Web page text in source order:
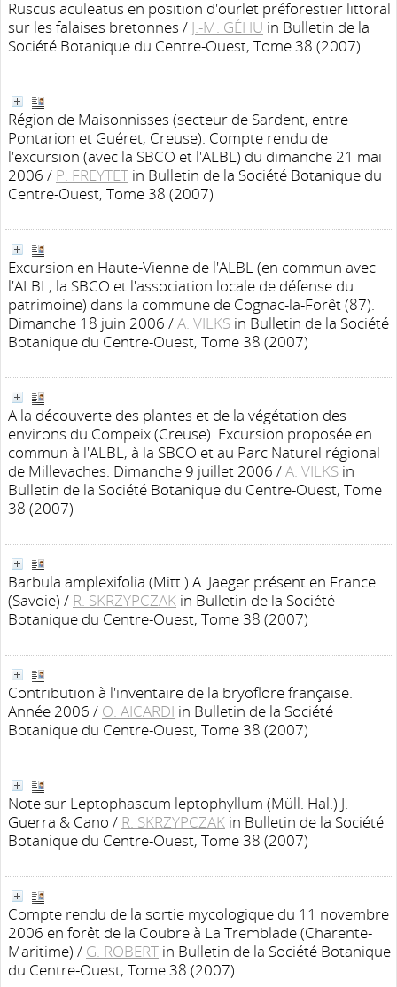
Ruscus aculeatus en position d'ourlet préforestier littoral
sur les falaises bretonnes / J.-M. GÉHU in Bulletin de la
Société Botanique du Centre-Ouest, Tome 38 (2007)
Région de Maisonnisses (secteur de Sardent, entre
Pontarion et Guéret, Creuse). Compte rendu de
l'excursion (avec la SBCO et l'ALBL) du dimanche 21 mai
2006 / P. FREYTET in Bulletin de la Société Botanique du
Centre-Ouest, Tome 38 (2007)
Excursion en Haute-Vienne de l'ALBL (en commun avec
l'ALBL, la SBCO et l'association locale de défense du
patrimoine) dans la commune de Cognac-la-Forêt (87).
Dimanche 18 juin 2006 /A. VILKS in Bulletin de la Société
Botanique du Centre-Ouest, Tome 38 (2007)
A la découverte des plantes et de la végétation des
environs du Compeix (Creuse). Excursion proposée en
commun à l'ALBL, à la SBCO et au Parc Naturel régional
de Millevaches. Dimanche 9 juillet 2006 /A. VILKS in
Bulletin de la Société Botanique du Centre-Ouest, Tome
38 (2007)
Barbula amplexifolia (Mitt.) A. Jaeger présent en France
(Savoie) / R. SKRZYPCZAK in Bulletin de la Société
Botanique du Centre-Ouest, Tome 38 (2007)
Contribution à l'inventaire de la bryoflore française.
Année 2006 / O. AICARDI in Bulletin de la Société
Botanique du Centre-Ouest, Tome 38 (2007)
Note sur Leptophascum leptophyllum (Müll. Hal.) J.
Guerra & Cano / R. SKRZYPCZAK in Bulletin de la Société
Botanique du Centre-Ouest, Tome 38 (2007)
Compte rendu de la sortie mycologique du 11 novembre
2006 en forêt de la Coubre à La Tremblade (Charente-
Maritime) / G. ROBERT in Bulletin de la Société Botanique
du Centre-Ouest, Tome 38 (2007)